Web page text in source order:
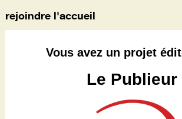
rejoindre l'accueil
Vous avez un projet
Le Publieur